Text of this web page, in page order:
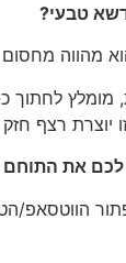
טבעי?
מהווה
זו יוצרת רצף
לכם את
הווטסאפ/